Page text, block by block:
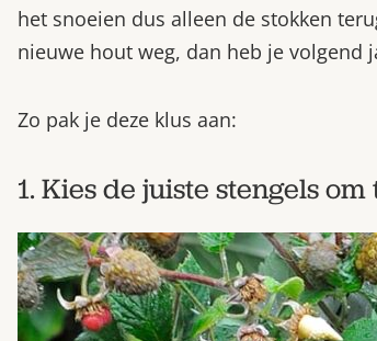
het snoeien dus alleen de stokken
nieuwe hout weg, dan heb je volgend
Zo pak je deze klus aan:
1. Kies de juiste stengels